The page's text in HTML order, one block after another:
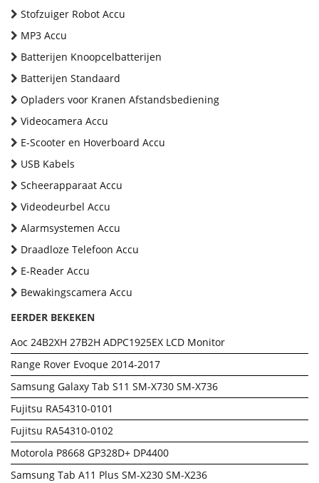
Stofzuiger Robot Accu
MP3 Accu
Batterijen Knoopcelbatterijen
Batterijen Standaard
Opladers voor Kranen Afstandsbediening
Videocamera Accu
E-Scooter en Hoverboard Accu
USB Kabels
Scheerapparaat Accu
Videodeurbel Accu
Alarmsystemen Accu
Draadloze Telefoon Accu
E-Reader Accu
Bewakingscamera Accu
EERDER BEKEKEN
Aoc 24B2XH 27B2H ADPC1925EX LCD Monitor
Range Rover Evoque 2014-2017
Samsung Galaxy Tab S11 SM-X730 SM-X736
Fujitsu RA54310-0101
Fujitsu RA54310-0102
Motorola P8668 GP328D+ DP4400
Samsung Tab A11 Plus SM-X230 SM-X236